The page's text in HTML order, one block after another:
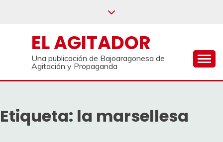
EL AGITADOR
Una publicación de Bajoaragonesa de
Agitación y Propaganda
Etiqueta: la marsellesa